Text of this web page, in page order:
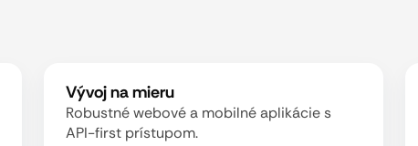
Vývoj na mieru
Robustné webové a mobilné aplikácie s
API-first prístupom.